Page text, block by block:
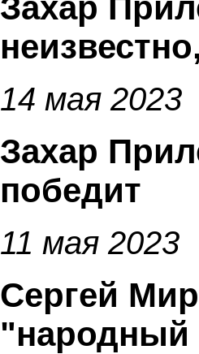
Захар
14 мая 2023
Захар
победит
11 мая 2023
Сергей
"народный